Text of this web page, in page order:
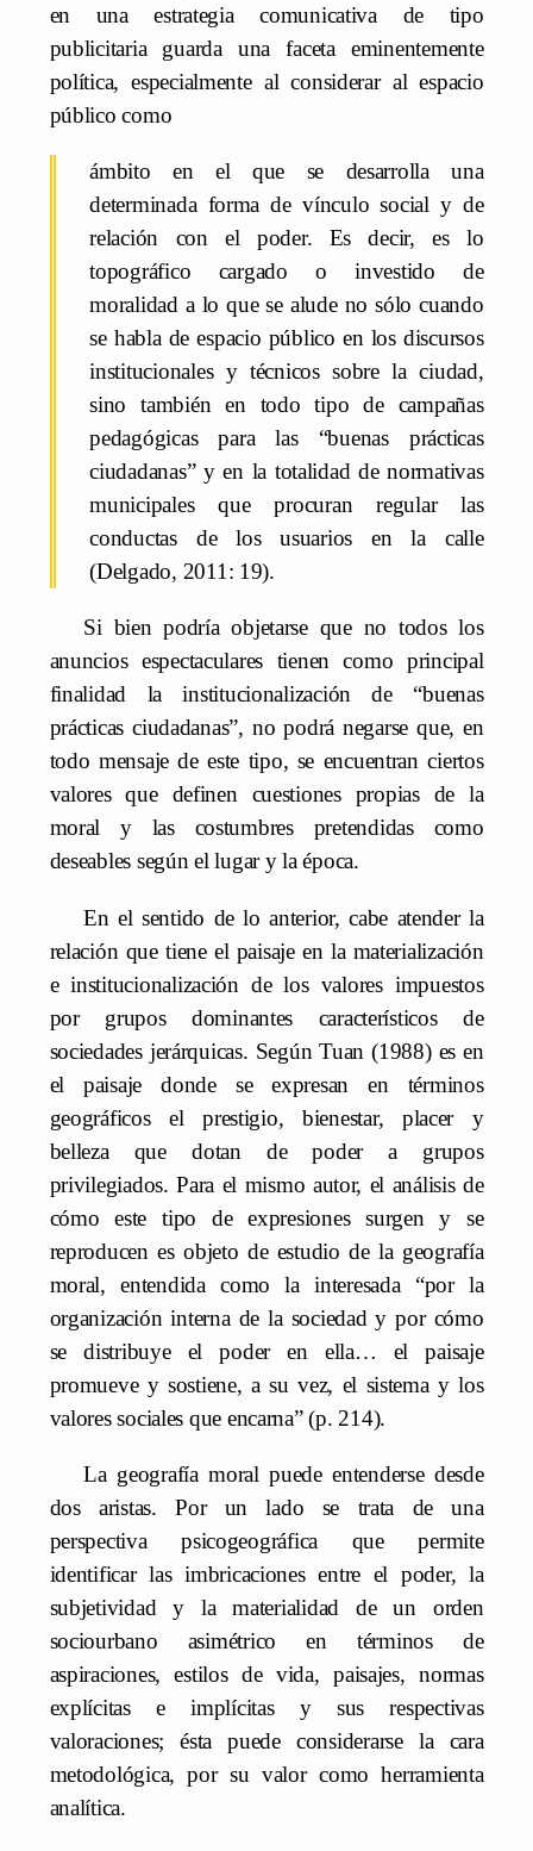
en una estrategia comunicativa de tipo
publicitaria guarda una faceta eminentemente
política, especialmente al considerar al espacio
público como
ámbito en el que se desarrolla una
determinada forma de vínculo social y de
relación con el poder. Es decir, es lo
topográfico cargado o investido de
moralidad a lo que se alude no sólo cuando
se habla de espacio público en los discursos
institucionales y técnicos sobre la ciudad,
sino también en todo tipo de campañas
pedagógicas para las “buenas prácticas
ciudadanas” y en la totalidad de normativas
municipales que procuran regular las
conductas de los usuarios en la calle
(Delgado, 2011: 19).
Si bien podría objetarse que no todos los
anuncios espectaculares tienen como principal
finalidad la institucionalización de “buenas
prácticas ciudadanas”, no podrá negarse que, en
todo mensaje de este tipo, se encuentran ciertos
valores que definen cuestiones propias de la
moral y las costumbres pretendidas como
deseables según el lugar y la época.
En el sentido de lo anterior, cabe atender la
relación que tiene el paisaje en la materialización
e institucionalización de los valores impuestos
por grupos dominantes característicos de
sociedades jerárquicas. Según Tuan (1988) es en
el paisaje donde se expresan en términos
geográficos el prestigio, bienestar, placer y
belleza que dotan de poder a grupos
privilegiados. Para el mismo autor, el análisis de
cómo este tipo de expresiones surgen y se
reproducen es objeto de estudio de la geografía
moral, entendida como la interesada “por la
organización interna de la sociedad y por cómo
se distribuye el poder en ella… el paisaje
promueve y sostiene, a su vez, el sistema y los
valores sociales que encarna” (p. 214).
La geografía moral puede entenderse desde
dos aristas. Por un lado se trata de una
perspectiva psicogeográfica que permite
identificar las imbricaciones entre el poder, la
subjetividad y la materialidad de un orden
sociourbano asimétrico en términos de
aspiraciones, estilos de vida, paisajes, normas
explícitas e implícitas y sus respectivas
valoraciones; ésta puede considerarse la cara
metodológica, por su valor como herramienta
analítica.